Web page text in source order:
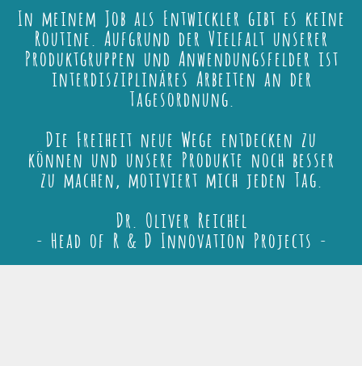
In meinem Job als Entwickler gibt es keine
Routine. Aufgrund der Vielfalt unserer
Produktgruppen und Anwendungsfelder ist
interdisziplinäres Arbeiten an der
Tagesordnung.
Die Freiheit neue Wege entdecken zu
können und unsere Produkte noch besser
zu machen, motiviert mich jeden Tag.
Dr. Oliver Reichel
- Head of R & D Innovation Projects -